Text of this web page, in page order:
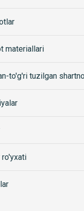
materiallari
to'g'ri tuzilgan
ro'yxati